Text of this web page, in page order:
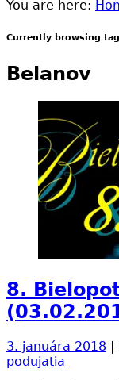
You are here:
Currently browsing tag
Belanov
8.
3. januára 2018 |
podujatia